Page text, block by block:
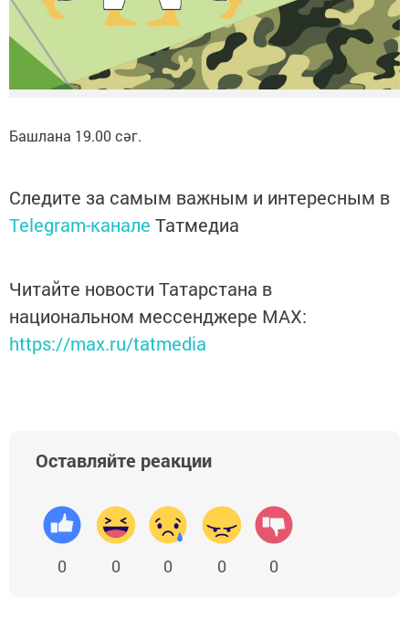
Башлана 19.00 сәг.
Следите за самым важным и интересным в
Telegram-канале Татмедиа
Читайте новости Татарстана в
национальном мессенджере MАХ:
https://max.ru/tatmedia
Оставляйте реакции
0 0 0 0 0